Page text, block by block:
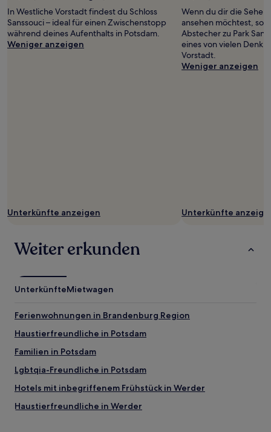
zusätzliche
Bedingungen
gelten.
Pixelz
In Westliche Vorstadt findest du Schloss
Sanssouci – ideal für einen Zwischenstopp
während deines Aufenthalts in Potsdam.
Weniger anzeigen
Unterkünfte anzeigen
Wenn du dir die
ansehen möchtest,
Abstecher zu Park
eines von vielen
Vorstadt.
Weniger anzeigen
Unterkünfte
Weiter erkunden
UnterkünfteMietwagen
Ferienwohnungen in Brandenburg Region
Haustierfreundliche in Potsdam
Familien in Potsdam
Lgbtqia-Freundliche in Potsdam
Hotels mit inbegriffenem Frühstück in Werder
Haustierfreundliche in Werder